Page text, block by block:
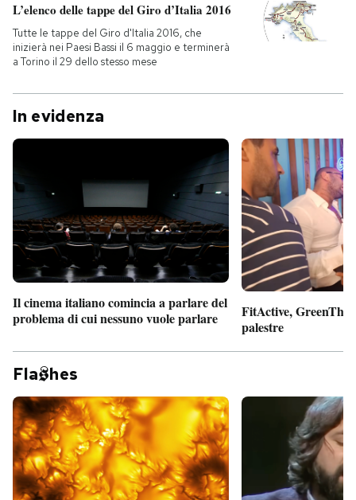
L’elenco delle tappe del Giro d’Italia 2016
Tutte le tappe del Giro d'Italia 2016, che
inizierà nei Paesi Bassi il 6 maggio e terminerà
a Torino il 29 dello stesso mese
In evidenza
Il cinema italiano comincia a parlare del
problema di cui nessuno vuole parlare
FitActive,
palestre
Fla hes